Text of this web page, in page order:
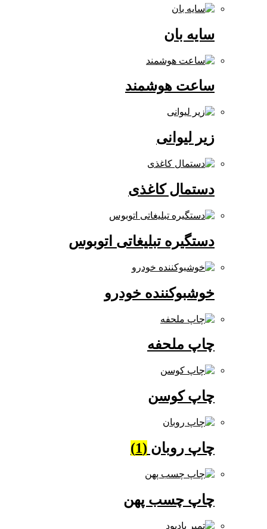
ساعت هوشمند
زیر لیوانی
دستمال کاغذی
دستگیره تبلیغاتی اتوبوس
خوشبوکننده خودرو
چاپ ملحفه
چاپ کوسن
چاپ روبان(1)
چاپ چسب پهن